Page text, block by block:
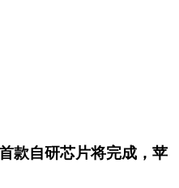
款自研芯片将完成，苹